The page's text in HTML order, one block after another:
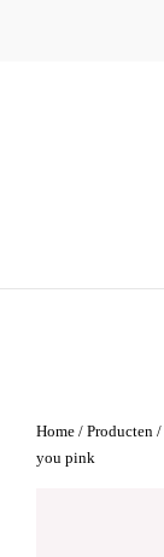
Home / Producten /
you pink